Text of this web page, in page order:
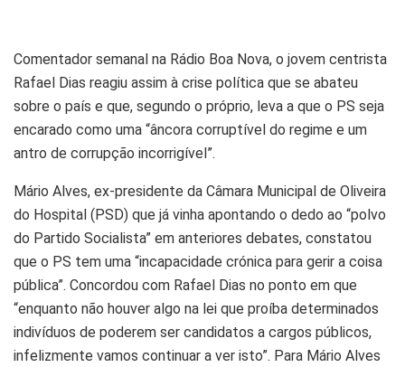
Comentador semanal na Rádio Boa Nova, o jovem centrista
Rafael Dias reagiu assim à crise política que se abateu
sobre o país e que, segundo o próprio, leva a que o PS seja
encarado como uma “âncora corruptível do regime e um
antro de corrupção incorrigível”.
Mário Alves, ex-presidente da Câmara Municipal de Oliveira
do Hospital (PSD) que já vinha apontando o dedo ao “polvo
do Partido Socialista” em anteriores debates, constatou
que o PS tem uma “incapacidade crónica para gerir a coisa
pública”. Concordou com Rafael Dias no ponto em que
“enquanto não houver algo na lei que proíba determinados
indivíduos de poderem ser candidatos a cargos públicos,
infelizmente vamos continuar a ver isto”. Para Mário Alves